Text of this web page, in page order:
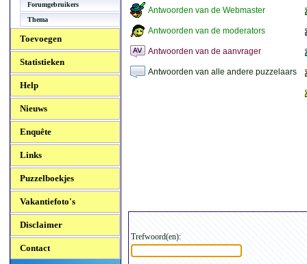
Forumgebruikers
Thema
Toevoegen
Statistieken
Help
Nieuws
Enquête
Links
Puzzelboekjes
Vakantiefoto's
Disclaimer
Contact
Antwoorden van de Webmaster
Antwoorden van de moderators
Antwoorden van de aanvrager
Antwoorden van alle andere puzzelaars
Trefwoord(en):